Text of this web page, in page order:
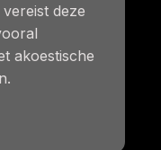
deze
akoestische